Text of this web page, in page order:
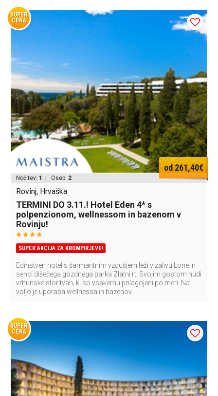
SUPER
CENA
od 261,40€
Nočitev: 1 | Oseb: 2
Rovinj, Hrvaška
TERMINI DO 3.11.! Hotel Eden 4* s
polpenzionom, wellnessom in bazenom v
Rovinju!
SUPER AKCIJA ZA KROMPIRJEVE!
Edinstven hotel s šarmantnim vzdušjem leži v zalivu Lone in
senci dišečega gozdnega parka Zlatni rt. Svojim gostom nudi
vrhunske storitvah, ki so vsakemu prilagojeni po meri. Na
voljo je uporaba wellnessa in bazenov.
SUPER
CENA